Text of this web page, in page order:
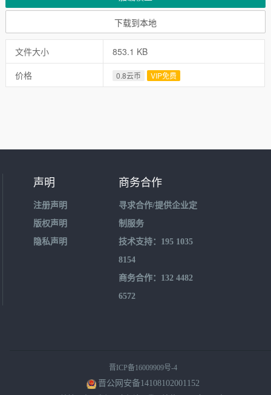
下载到本地
文件大小
853.1 KB
价格
0.8云币 VIP免费
声明
注册声明
版权声明
隐私声明
商务合作
寻求合作/提供企业定
制服务
技术支持：195 1035
8154
商务合作：132 4482
6572
晋ICP备16009909号-4
晋公网安备14108102001152